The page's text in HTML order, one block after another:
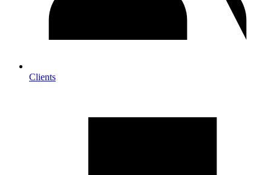
Clients